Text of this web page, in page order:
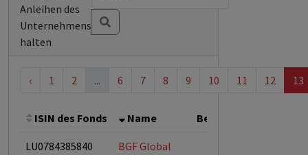
Anleihen des
Unternehmens
halten
‹ 1 2 ... 6 7 8 9 10 11 12 13
ISIN des Fonds Name Bemerkung
LU0784385840
BGF Global